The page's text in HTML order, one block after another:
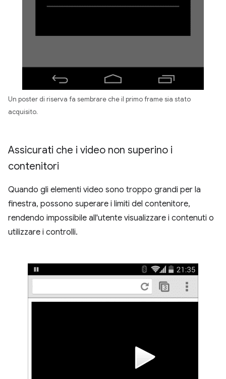
Un poster di riserva fa sembrare che il primo frame sia stato
acquisito.
Assicurati che i video non superino i
contenitori
Quando gli elementi video sono troppo grandi per la
finestra, possono superare i limiti del contenitore,
rendendo impossibile all'utente visualizzare i contenuti o
utilizzare i controlli.